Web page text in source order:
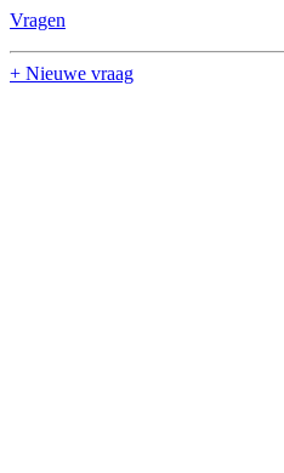
Vragen
+ Nieuwe vraag